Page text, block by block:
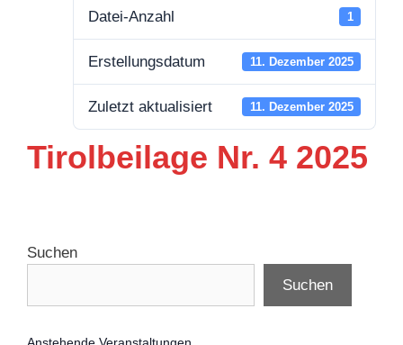
Datei-Anzahl 1
Erstellungsdatum 11. Dezember 2025
Zuletzt aktualisiert 11. Dezember 2025
Tirolbeilage Nr. 4 2025
Suchen
Suchen